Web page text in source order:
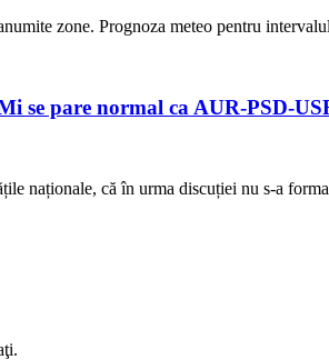
zone. Prognoza meteo pentru intervalul
se pare normal ca AUR-PSD-
naționale, că în urma discuției nu s-a